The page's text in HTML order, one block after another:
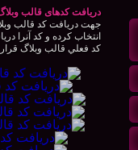
دریافت کدهای قالب
جهت دريافت كد قالب
انتخاب كرده و كد آنرا
كد فعلي قالب وبلاگ قرار